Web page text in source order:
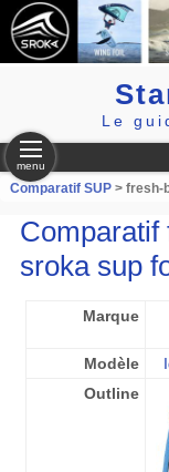
Le
menu
Comparatif SUP > fresh-
Comparatif
sroka sup
Marque
Modèle
Outline